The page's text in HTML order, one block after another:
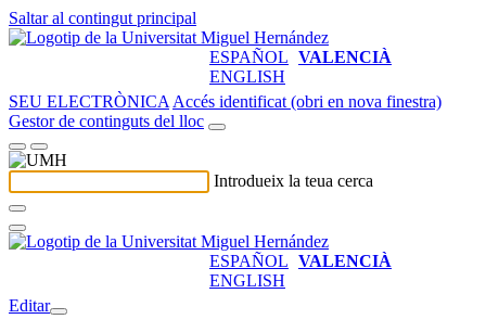
Saltar al contingut principal
ESPAÑOL VALENCIÀ
ENGLISH
SEU ELECTRÒNICA Accés identificat (obri en nova finestra)
Gestor de continguts del lloc
Introdueix la teua cerca
ESPAÑOL VALENCIÀ
ENGLISH
Editar